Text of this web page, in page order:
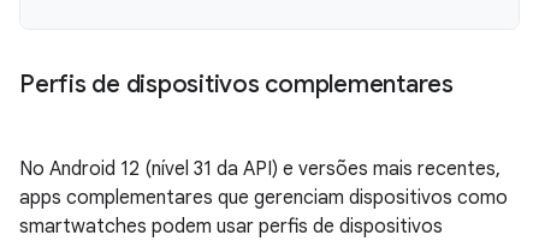
Perfis de dispositivos complementares
No Android 12 (nível 31 da API) e versões mais recentes,
apps complementares que gerenciam dispositivos como
smartwatches podem usar perfis de dispositivos